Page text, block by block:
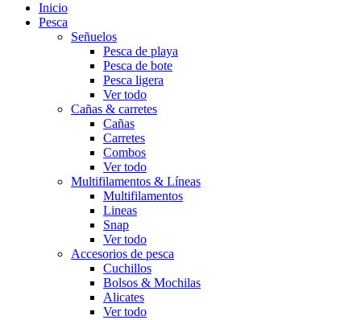
Inicio
Pesca
Señuelos
Pesca de playa
Pesca de bote
Pesca ligera
Ver todo
Cañas & carretes
Cañas
Carretes
Combos
Ver todo
Multifilamentos & Líneas
Multifilamentos
Lineas
Snap
Ver todo
Accesorios de pesca
Cuchillos
Bolsos & Mochilas
Alicates
Ver todo